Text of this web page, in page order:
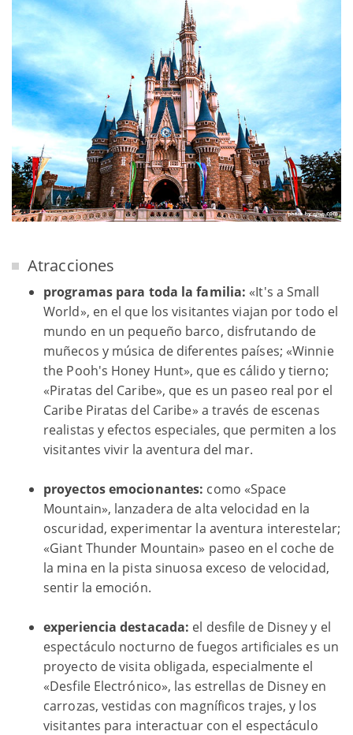
Atracciones
programas para toda la familia: «It's a Small
World», en el que los visitantes viajan por todo el
mundo en un pequeño barco, disfrutando de
muñecos y música de diferentes países; «Winnie
the Pooh's Honey Hunt», que es cálido y tierno;
«Piratas del Caribe», que es un paseo real por el
Caribe Piratas del Caribe» a través de escenas
realistas y efectos especiales, que permiten a los
visitantes vivir la aventura del mar.
proyectos emocionantes: como «Space
Mountain», lanzadera de alta velocidad en la
oscuridad, experimentar la aventura interestelar;
«Giant Thunder Mountain» paseo en el coche de
la mina en la pista sinuosa exceso de velocidad,
sentir la emoción.
experiencia destacada: el desfile de Disney y el
espectáculo nocturno de fuegos artificiales es un
proyecto de visita obligada, especialmente el
«Desfile Electrónico», las estrellas de Disney en
carrozas, vestidas con magníficos trajes, y los
visitantes para interactuar con el espectáculo